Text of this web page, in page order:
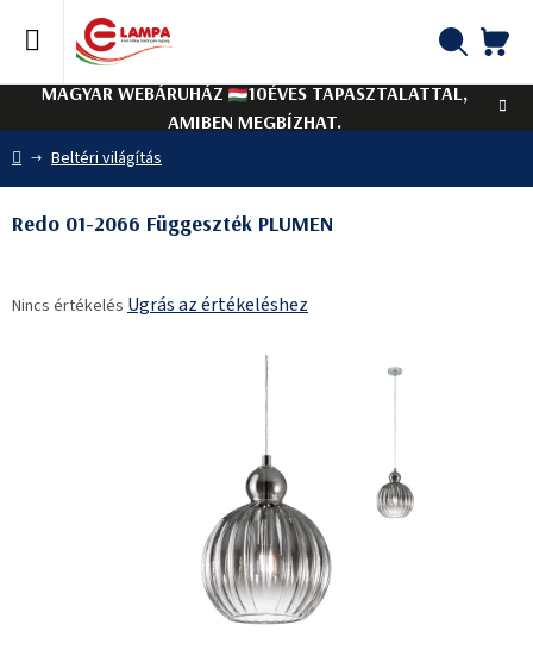
tartalomhoz
MAGYAR WEBÁRUHÁZ
10ÉVES TAPASZTALATTAL,
AMIBEN MEGBÍZHAT.
Kezdőlap
Beltéri világítás
Redo 01-2066 Függeszték PLUMEN
termék
Nincs értékelés Ugrás az értékeléshez